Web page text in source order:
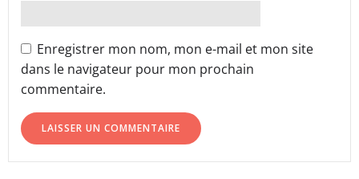
Enregistrer mon nom, mon e-mail et mon site
dans le navigateur pour mon prochain
commentaire.